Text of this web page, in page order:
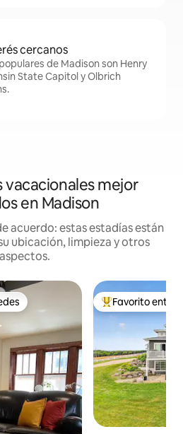
cercanos
de Madison son Henry
State Capitol y Olbrich
mejor
en Madison
acuerdo: estas estadías están
ubicación, limpieza y otros
aspectos.
preferido Favorito entre
Favorito entre